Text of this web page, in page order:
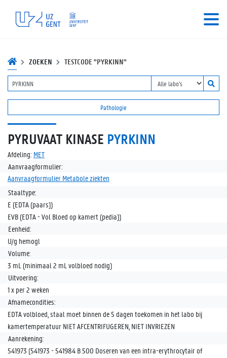
ZOEKEN TESTCODE "PYRKINN"
Pathologie
PYRUVAAT KINASE PYRKINN
Afdeling: MET
Aanvraagformulier:
Aanvraagformulier Metabole ziekten
Staaltype:
E (EDTA (paars))
EVB (EDTA - Vol Bloed op kamert (pedia))
Eenheid:
U/g hemogl
Volume:
3 mL (minimaal 2 mL volbloed nodig)
Uitvoering:
1 x per 2 weken
Afnamecondities:
EDTA volbloed, staal moet binnen de 5 dagen toekomen in het labo bij
kamertemperatuur NIET AFCENTRIFUGEREN, NIET INVRIEZEN
Aanrekening:
541973 (541973 - 541984 B 500 Doseren van een intra-erythrocytair of